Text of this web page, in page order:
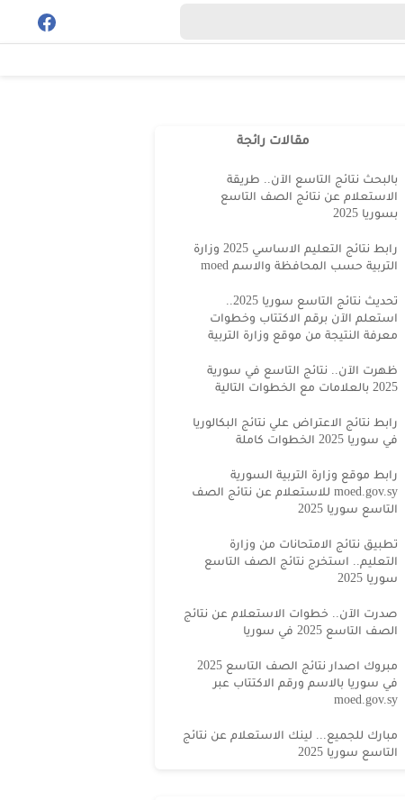
مقالات رائجة
بالبحث نتائج التاسع الآن.. طريقة
الاستعلام عن نتائج الصف التاسع
بسوريا 2025
رابط نتائج التعليم الاساسي 2025 وزارة
التربية حسب المحافظة والاسم moed
تحديث نتائج التاسع سوريا 2025..
استعلم الآن برقم الاكتتاب وخطوات
معرفة النتيجة من موقع وزارة التربية
ظهرت الآن.. نتائج التاسع في سورية
2025 بالعلامات مع الخطوات التالية
رابط نتائج الاعتراض علي نتائج البكالوريا
في سوريا 2025 الخطوات كاملة
رابط موقع وزارة التربية السورية
moed.gov.sy للاستعلام عن نتائج الصف
التاسع سوريا 2025
تطبيق نتائج الامتحانات من وزارة
التعليم.. استخرج نتائج الصف التاسع
سوريا 2025
صدرت الآن.. خطوات الاستعلام عن نتائج
الصف التاسع 2025 في سوريا
مبروك اصدار نتائج الصف التاسع 2025
في سوريا بالاسم ورقم الاكتتاب عبر
moed.gov.sy
مبارك للجميع... لينك الاستعلام عن نتائج
التاسع سوريا 2025